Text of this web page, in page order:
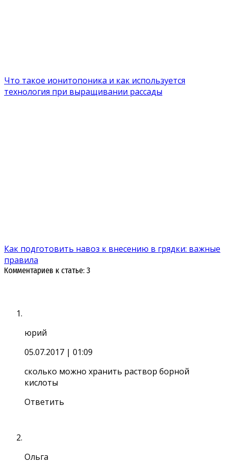
Что такое ионитопоника и как используется
технология при выращивании рассады
Как подготовить навоз к внесению в грядки: важные
правила
Комментариев к статье: 3
юрий
05.07.2017 | 01:09
сколько можно хранить раствор борной
кислоты
Ответить
Ольга